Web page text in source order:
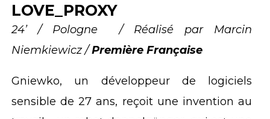
LOVE_PROXY
24’ / Pologne / Réalisé par Marcin
Niemkiewicz /Première Française
Gniewko, un développeur de logiciels
sensible de 27 ans, reçoit une invention au